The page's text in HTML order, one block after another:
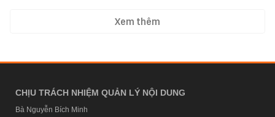
Xem thêm
CHỊU TRÁCH NHIỆM QUẢN LÝ NỘI DUNG
Bà Nguyễn Bích Minh